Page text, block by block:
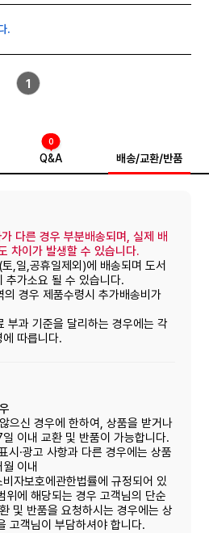
.
1
Q&A
0
배송/교환/반품
다른 경우 부분배송되며, 실제 배
차이가 발생할 수 있습니다.
,일,공휴일제외)에 배송되며 도서
추가소요 될 수 있습니다.
경우 제품수령시 추가배송비가
부과 기준을 달리하는 경우에는 각
따릅니다.
으신 경우에 한하여, 상품을 받거나
이내 교환 및 반품이 가능합니다.
시·광고 사항과 다른 경우에는 상품
이내
자보호에관한법률에 규정되어 있
위에 해당되는 경우 고객님의 단순
및 반품을 요청하시는 경우에는 상
고객님이 부담하셔야 합니다.